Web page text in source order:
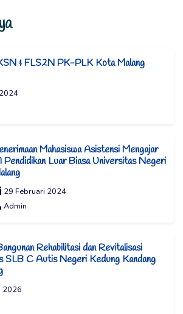
& FLS2N PK-PLK Kota Malang
Mahasiswa Asistensi Mengajar
Pendidikan Luar Biasa Universitas Negeri
29 Februari 2024
Admin
Rehabilitasi dan Revitalisasi
SLB C Autis Negeri Kedung Kandang
2026